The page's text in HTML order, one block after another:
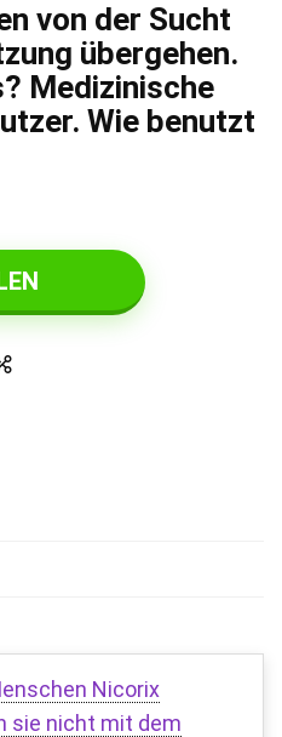
von der Sucht
übergehen.
Medizinische
Wie benutzt
Nicorix
sie nicht mit dem